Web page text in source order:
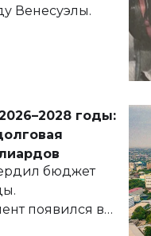
Венесуэлы.
годы:
бюджет
появился в
актов и на